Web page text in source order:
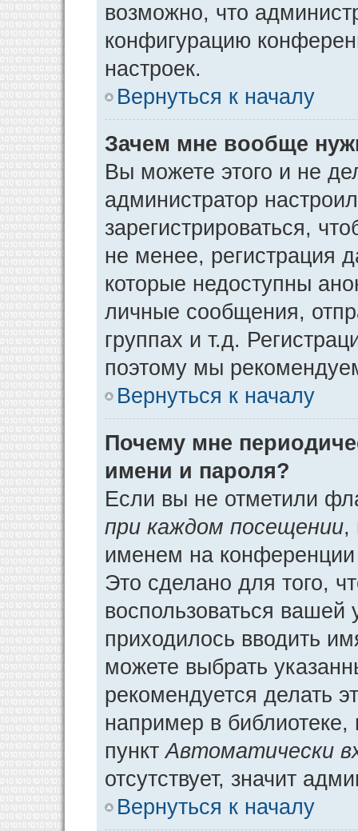
возможно, что
конфигурацию
настроек.
Вернуться к началу
Зачем мне вообще
Вы можете этого и не
администратор
зарегистрироваться,
не менее, регистрация
которые недоступны
личные сообщения,
группах и т.д.
поэтому мы
Вернуться к началу
Почему мне
имени и пароля?
Если вы не отметили
при каждом посещении,
именем на конференции
Это сделано для того,
воспользоваться
приходилось вводить
можете выбрать
рекомендуется делать
например в библиотеке,
пунктАвтоматически
отсутствует, значит
Вернуться к началу